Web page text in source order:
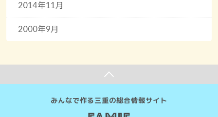
2014年11月
2000年9月
みんなで作る三重の総合情報サイト